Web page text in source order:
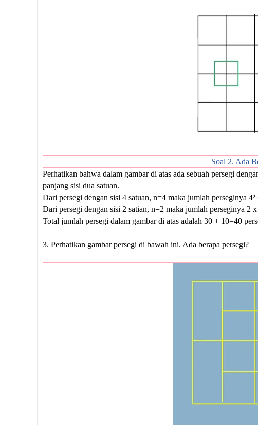
Soal 2. Ada
Perhatikan bahwa dalam gambar di atas ada sebuah persegi
panjang sisi dua satuan.
Dari persegi dengan sisi 4 satuan, n=4 maka jumlah perseginya 4²
Dari persegi dengan sisi 2 satian, n=2 maka jumlah perseginya 2
Total jumlah persegi dalam gambar di atas adalah 30 + 10=40
3. Perhatikan gambar persegi di bawah ini. Ada berapa persegi?